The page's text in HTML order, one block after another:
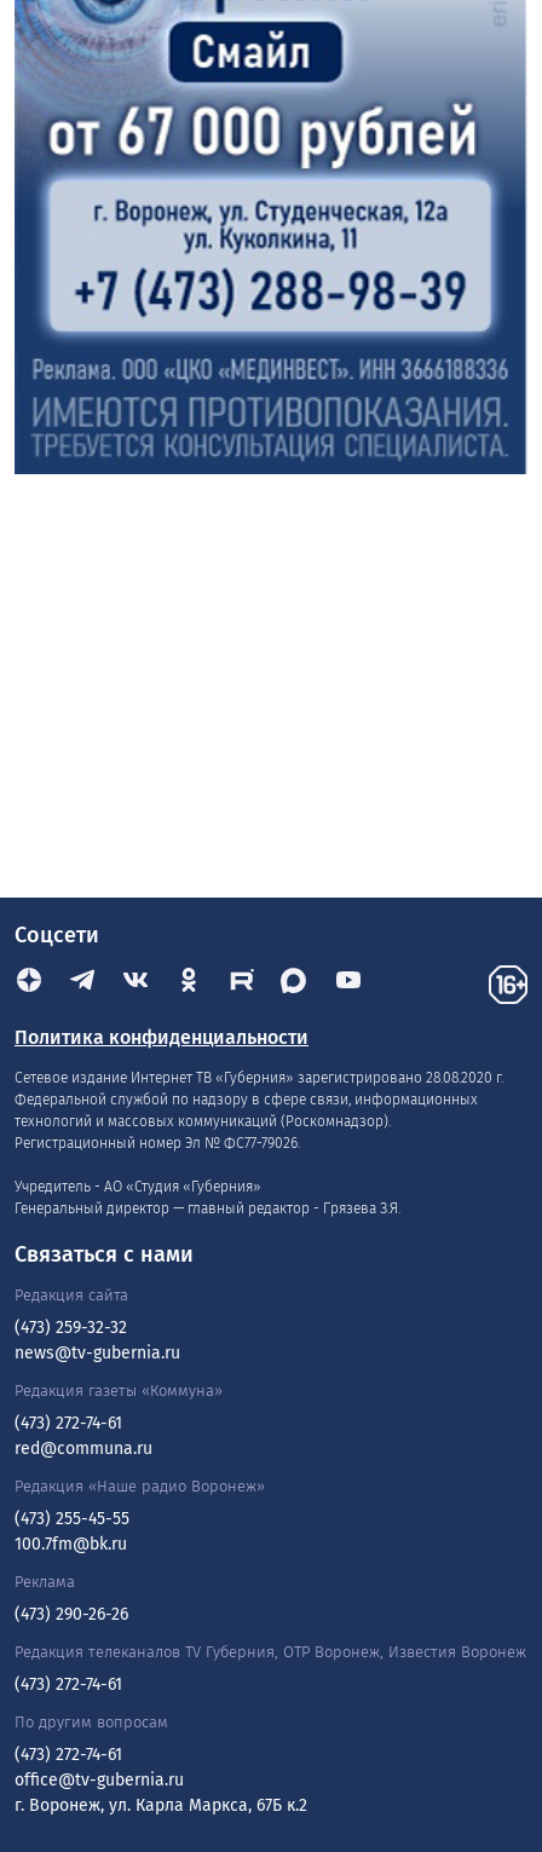
Соцсети
Политика конфиденциальности
Сетевое издание Интернет ТВ «Губерния» зарегистрировано 28.08.2020 г.
Федеральной службой по надзору в сфере связи, информационных
технологий и массовых коммуникаций (Роскомнадзор).
Регистрационный номер Эл № ФС77-79026.
Учредитель - АО «Студия «Губерния»
Генеральный директор — главный редактор - Грязева З.Я.
Связаться с нами
Редакция сайта
(473) 259-32-32
news@tv-gubernia.ru
Редакция газеты «Коммуна»
(473) 272-74-61
red@communa.ru
Редакция «Наше радио Воронеж»
(473) 255-45-55
100.7fm@bk.ru
Реклама
(473) 290-26-26
Редакция телеканалов TV Губерния, ОТР Воронеж, Известия Воронеж
(473) 272-74-61
По другим вопросам
(473) 272-74-61
office@tv-gubernia.ru
г. Воронеж, ул. Карла Маркса, 67Б к.2